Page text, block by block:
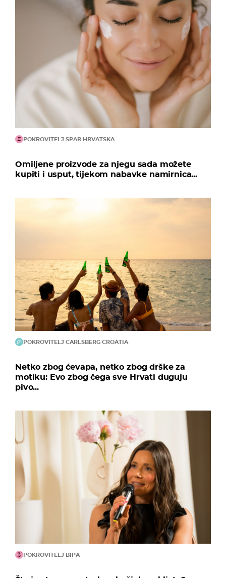
POKROVITELJ SPAR HRVATSKA
Omiljene proizvode za njegu sada možete
kupiti i usput, tijekom nabavke namirnica...
POKROVITELJ CARLSBERG CROATIA
Netko zbog ćevapa, netko zbog drške za
motiku: Evo zbog čega sve Hrvati duguju
pivo...
POKROVITELJ BIPA